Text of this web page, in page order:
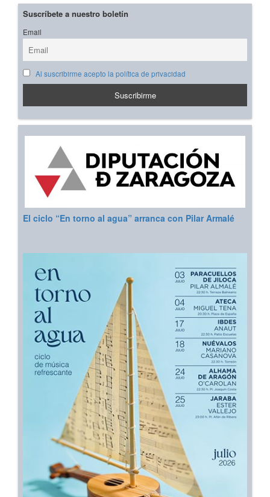
Suscríbete a nuestro boletín
Email
Al suscribirme acepto la política de privacidad
El ciclo “En torno al agua” arranca con Pilar Armalé